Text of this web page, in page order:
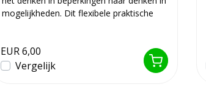
mogelijkheden. Dit flexibele praktische
EUR 6,00
Vergelijk